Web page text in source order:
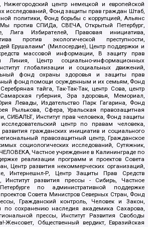
Нижегородский центр немецкой и европейской
исследований, Фонд защиты прав граждан Штаб,
политики, Фонд борьбы с коррупцией, Альянс
против СПИДа, СВЕЧА, Открытый Петербург,
Лига Избирателей, Правовая инициатива,
против экологической преступности,
Ерушалаим" (Милосердие), Центр поддержки и
массовой информации, В защиту прав
Линия, Центр социально-информационных
глобализации и социальных движений,
фонд охраны здоровья и защиты прав
фонд помощи осужденным и их семьям, Фонд
тайга, Так-Так-Так, центр Сова, центр
губерния, Эра здоровья, Мемориал,
Левады, Издательство Парк Гагарина, Фонд
Рылькова, Сфера, Уральская правозащитная
СИБАЛЬТ, Институт прав человека, Фонд защиты
центр по правам человека,
гражданских инициатив и социального
правозащитный центр, Гражданское
социологических исследований, Сутяжник,
Частное учреждение в Калининграде по
реализации программ и проектов Совета
Центр развития некоммерческих организаций,
Интернешнл-Р, Центр Защиты Прав Средств
развития прессы - Сибирь, Частное
по административной поддержке
Совета Министров Северных Стран, Фонд
Гражданский контроль, Человек и Закон,
по сохранению наследия академика Сахарова,
прессы, Институт Развития Свободы
Женсовет, Общественный вердикт, Евразийская